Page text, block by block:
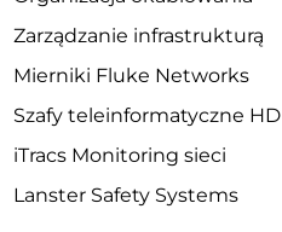
Zarządzanie infrastrukturą
Mierniki Fluke Networks
Szafy teleinformatyczne HD
iTracs Monitoring sieci
Lanster Safety Systems